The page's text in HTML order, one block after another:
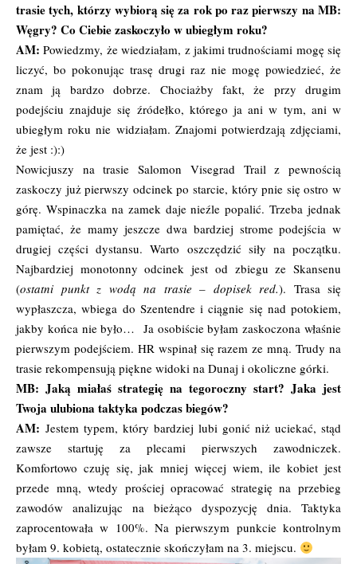
trasie tych, którzy wybiorą się za rok po raz pierwszy na MB:
Węgry? Co Ciebie zaskoczyło w ubiegłym roku?
AM: Powiedzmy, że wiedziałam, z jakimi trudnościami mogę się
liczyć, bo pokonując trasę drugi raz nie mogę powiedzieć, że
znam ją bardzo dobrze. Chociażby fakt, że przy drugim
podejściu znajduje się źródełko, którego ja ani w tym, ani w
ubiegłym roku nie widziałam. Znajomi potwierdzają zdjęciami,
że jest :):)
Nowicjuszy na trasie Salomon Visegrad Trail z pewnością
zaskoczy już pierwszy odcinek po starcie, który pnie się ostro w
górę. Wspinaczka na zamek daje nieźle popalić. Trzeba jednak
pamiętać, że mamy jeszcze dwa bardziej strome podejścia w
drugiej części dystansu. Warto oszczędzić siły na początku.
Najbardziej monotonny odcinek jest od zbiegu ze Skansenu
(ostatni punkt z wodą na trasie – dopisek red.). Trasa się
wypłaszcza, wbiega do Szentendre i ciągnie się nad potokiem,
jakby końca nie było… Ja osobiście byłam zaskoczona właśnie
pierwszym podejściem. HR wspinał się razem ze mną. Trudy na
trasie rekompensują piękne widoki na Dunaj i okoliczne górki.
MB: Jaką miałaś strategię na tegoroczny start? Jaka jest
Twoja ulubiona taktyka podczas biegów?
AM: Jestem typem, który bardziej lubi gonić niż uciekać, stąd
zawsze startuję za plecami pierwszych zawodniczek.
Komfortowo czuję się, jak mniej więcej wiem, ile kobiet jest
przede mną, wtedy prościej opracować strategię na przebieg
zawodów analizując na bieżąco dyspozycję dnia. Taktyka
zaprocentowała w 100%. Na pierwszym punkcie kontrolnym
byłam 9. kobietą, ostatecznie skończyłam na 3. miejscu.